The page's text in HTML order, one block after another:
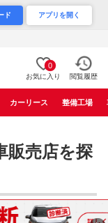
ド アプリを開く
0
お気に入り 閲覧履歴
カーリース 整備工場
販売店を探